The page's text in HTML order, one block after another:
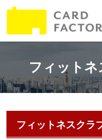
フィットネ
フィットネスクラ